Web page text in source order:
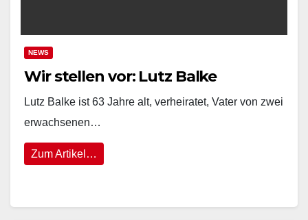
NEWS
Wir stellen vor: Lutz Balke
Lutz Balke ist 63 Jahre alt, verheiratet, Vater von zwei
erwachsenen…
Zum Artikel…